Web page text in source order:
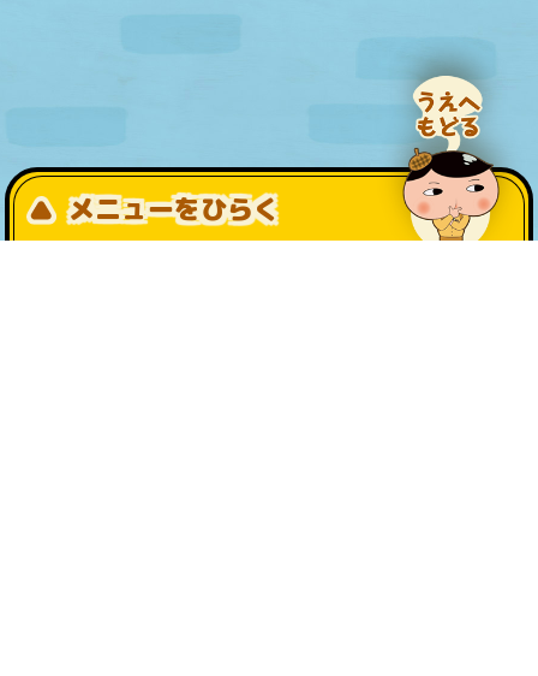
メニューをひらく
公式SNS一覧